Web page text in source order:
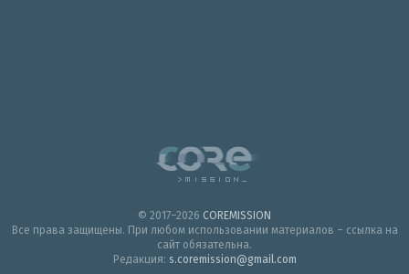
© 2017–2026 COREMISSION
Все права защищены. При любом использовании материалов – ссылка на
сайт обязательна.
Редакция: s.coremission@gmail.com